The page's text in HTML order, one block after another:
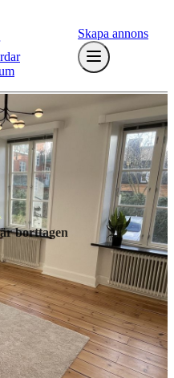
Skapa annons
borttagen